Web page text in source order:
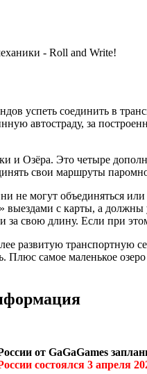
- Roll and Write!
успеть соединить в
автостраду, за
и Озёра. Это четыре
свои маршруты
не могут объединяться
выездами с карты, а
за свою длину. Если при
развитую транспортную
Плюс самое маленькое
от GaGaGames
состоялся 3 апреля